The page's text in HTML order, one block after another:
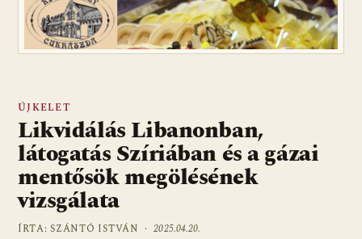
ÚJKELET
Likvidálás Libanonban,
látogatás Szíriában és a gázai
mentősök megölésének
vizsgálata
ÍRTA: SZÁNTÓ ISTVÁN ·2025.04.20.